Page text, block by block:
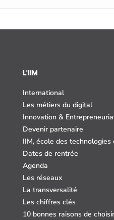
L'IIM
International
Les métiers du digital
Innovation &
Devenir partenaire
IIM, école des
Dates de rentrée
Agenda
Les réseaux
La transversalité
Les chiffres clés
10 bonnes raisons de choisir